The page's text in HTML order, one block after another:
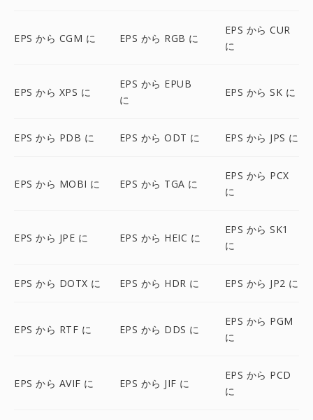
EPS から CGM に EPS から RGB に
EPS から CUR
に
EPS から XPS に
EPS から EPUB
に
EPS から SK に
EPS から PDB に EPS から ODT に EPS から JPS に
EPS から MOBI に EPS から TGA に
EPS から PCX
に
EPS から JPE に EPS から HEIC に
EPS から SK1
に
EPS から DOTX に EPS から HDR に EPS から JP2 に
EPS から RTF に EPS から DDS に
EPS から PGM
に
EPS から AVIF に EPS から JIF に
EPS から PCD
に